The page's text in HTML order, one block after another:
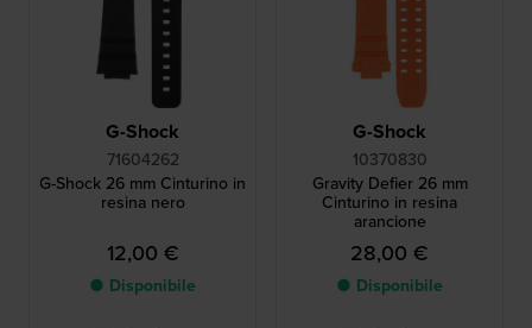
G-Shock
71604262
G-Shock 26 mm Cinturino in
resina nero
12,00 €
● Disponibile
G-Shock
10370830
Gravity Defier 26 mm
Cinturino in resina
arancione
28,00 €
● Disponibile